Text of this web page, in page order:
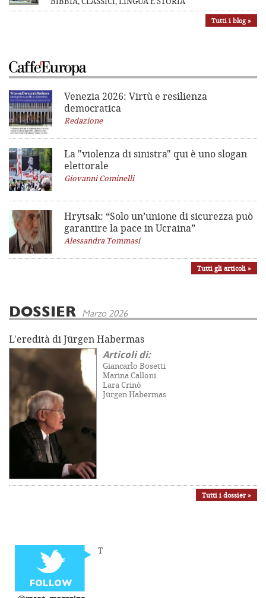
Tutti i blog »
Venezia 2026: Virtù e resilienza
democratica
Redazione
La "violenza di sinistra" qui è uno slogan
elettorale
Giovanni Cominelli
Hrytsak: “Solo un’unione di sicurezza può
garantire la pace in Ucraina”
Alessandra Tommasi
Tutti gli articoli »
DOSSIER Marzo 2026
L'eredità di Jürgen Habermas
Articoli di:
Giancarlo Bosetti
Marina Calloni
Lara Crinò
Jürgen Habermas
Tutti i dossier »
T